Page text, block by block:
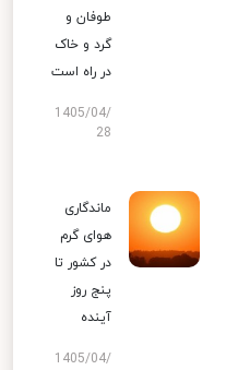
طوفان و
گرد و خاک
در راه است
1405/04/
28
ماندگاری
هوای گرم
در کشور تا
پنج روز
آینده
1405/04/